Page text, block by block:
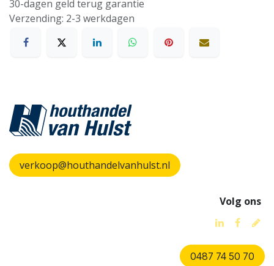
30-dagen geld terug garantie
Verzending: 2-3 werkdagen
verkoop@houthandelvanhulst.nl
Volg ons
0487 74 50 70